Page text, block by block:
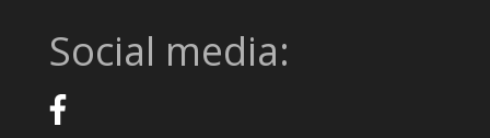
Social media: